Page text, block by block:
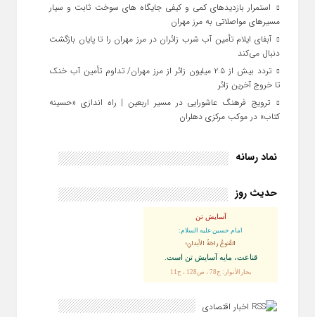
استمرار بازدیدهای کمی و کیفی جایگاه‌ های سوخت ثابت و سیار
مسیرهای مواصلاتی به مرز مهران
آبفای ایلام تأمین آب شرب زائران در مرز مهران را تا پایان بازگشت
دنبال می‌کند
تردد بیش از ۲.۵ میلیون زائر از مرز مهران/ تداوم تأمین آب خنک
تا خروج آخرین زائر
ترویج فرهنگ عاشورایی در مسیر اربعین | راه‌ اندازی «حسینه
کتاب» در موکب مرکزی دهلران
نماد رسانه
حدیث روز
آسایش تن
امام حسین علیه السلام:
القُنوعُ راحَةُ الأبدانِ؛
قناعت، مايه آسايش تن است.
بحارالأنوار: ج78 ، ص128 ، ح11
اخبار اقتصادی